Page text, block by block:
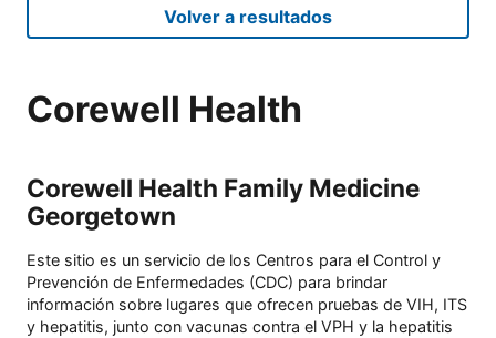
Volver a resultados
Corewell Health
Corewell Health Family Medicine
Georgetown
Este sitio es un servicio de los Centros para el Control y
Prevención de Enfermedades (CDC) para brindar
información sobre lugares que ofrecen pruebas de VIH, ITS
y hepatitis, junto con vacunas contra el VPH y la hepatitis